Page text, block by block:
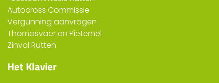
Autocross Commissie
Vergunning aanvragen
Thomasvaer en Pieternel
Zinvol Rutten
Het Klavier